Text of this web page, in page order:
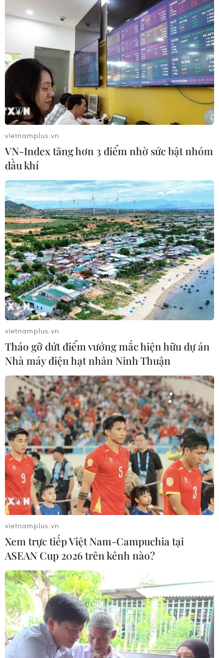
đỉnh G20 tại Osaka, Nhật Bản.
Dấu hiệu tan băng mới nhất trong quan hệ
Nhật Bản-Trung Quốc
27/06/2019 14:02
Chủ tịch Trung Quốc Tập Cận Bình ngày 27/6 bày tỏ
sẵn sàng tới thăm Nhật Bản với tư cách "quốc khách"
vào mùa Xuân năm tới trong chuyến thăm đầu tiên kể từ
khi nhậm chức hồi năm 2013.
Trung-Nhật đạt thỏa thuận 10 điểm nhằm
thúc đẩy quan hệ song phương
28/06/2019 03:54
Hai nhà lãnh đạo nhất trí cần tập trung vào thỏa thuận
quan hệ Trung-Nhật đi đứng hướng.
vietnamplus.vn
VN-Index tăng hơn 3 điểm nhờ sức bật nhóm
dầu khí
vietnamplus.vn
Tháo gỡ dứt điểm vướng mắc hiện hữu dự án
Nhà máy điện hạt nhân Ninh Thuận
vietnamplus.vn
Xem trực tiếp Việt Nam-Campuchia tại
ASEAN Cup 2026 trên kênh nào?